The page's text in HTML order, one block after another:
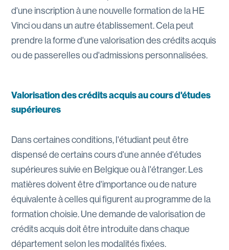
d'une inscription à une nouvelle formation de la HE
Vinci ou dans un autre établissement. Cela peut
prendre la forme d'une valorisation des crédits acquis
ou de passerelles ou d'admissions personnalisées.
Valorisation des crédits acquis au cours d'études
supérieures
Dans certaines conditions, l'étudiant peut être
dispensé de certains cours d'une année d'études
supérieures suivie en Belgique ou à l'étranger. Les
matières doivent être d'importance ou de nature
équivalente à celles qui figurent au programme de la
formation choisie. Une demande de valorisation de
crédits acquis doit être introduite dans chaque
département selon les modalités fixées.